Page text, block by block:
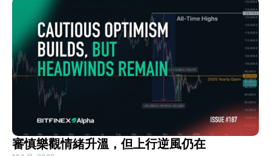
審慎樂觀情緒升溫，但上行逆風仍在